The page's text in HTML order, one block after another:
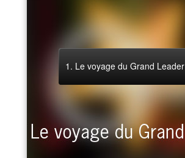
1. Le voyage du Grand Leader